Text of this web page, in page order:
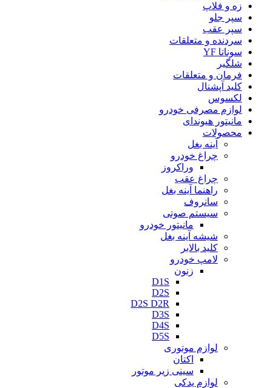
زه و فلاپ
سپر جلو
سپر عقب
سردنده و متعلقات
سوناتا YF
شلگیر
فرمان و متعلقات
کلید آپشنال
لکسوس
لوازم مصرفی خودرو
مانیتور هیوندای
محصولات
آینه بغل
چراغ خودرو
وراکروز
چراغ عقب
راهنما آینه بغل
سانروف
سیستم صوتی
مانیتور خودرو
شیشه آینه بغل
کلید بالابر
لامپ خودرو
زنون
D1S
D2S
D2S D2R
D3S
D4S
D5S
لوازم موتوری
اکتان
سینی زیر موتور
لوازم یدکی